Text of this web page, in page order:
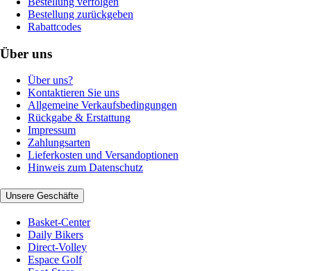
Bestellung zurückgeben
Rabattcodes
Über uns
Über uns?
Kontaktieren Sie uns
Allgemeine Verkaufsbedingungen
Rückgabe & Erstattung
Impressum
Zahlungsarten
Lieferkosten und Versandoptionen
Hinweis zum Datenschutz
Unsere Geschäfte
Basket-Center
Daily Bikers
Direct-Volley
Espace Golf